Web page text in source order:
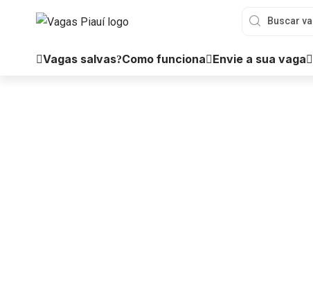
Vagas salvas Como funciona Envie a sua vaga